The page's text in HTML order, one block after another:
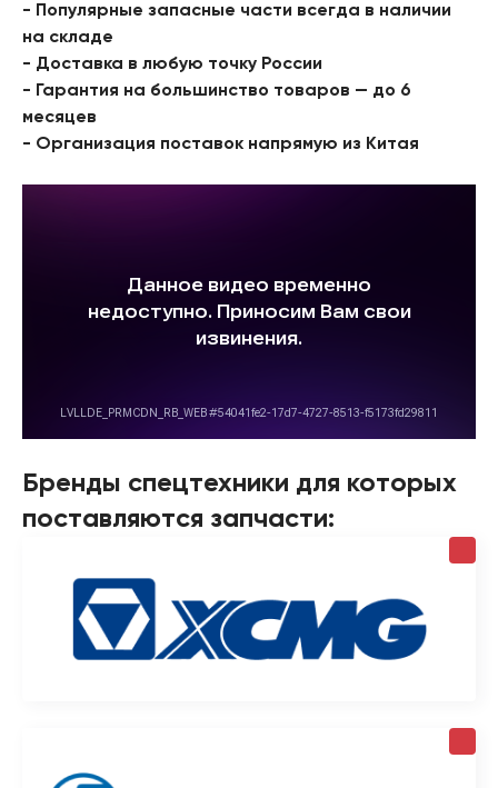
- Популярные запасные части всегда в наличии
на складе
- Доставка в любую точку России
- Гарантия на большинство товаров — до 6
месяцев
- Организация поставок напрямую из Китая
Бренды спецтехники для которых
поставляются запчасти: